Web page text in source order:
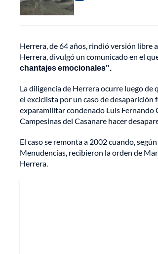
Herrera, de 64 años, rindió versión libre
Herrera, divulgó un comunicado en el
chantajes emocionales".
La diligencia de Herrera ocurre luego
el exciclista por un caso de
exparamilitar condenado Luis Fernando
Campesinas del Casanare hacer
El caso se remonta a 2002 cuando,
Menudencias, recibieron la orden de
Herrera.